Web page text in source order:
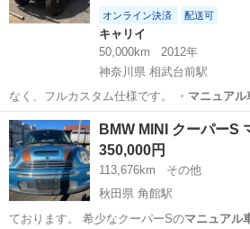
オンライン決済 配送可
キャリイ
50,000km
2012年
神奈川県 相武台前駅
なく、フルカスタム仕様です。 ・ マニュアル
（2012…
神奈川 相模原市 相武台前駅 キャリ
BMW MINI クーパーS
350,000円
113,676km
その他
秋田県 角館駅
ております。 希少なクーパーSのマニュアル